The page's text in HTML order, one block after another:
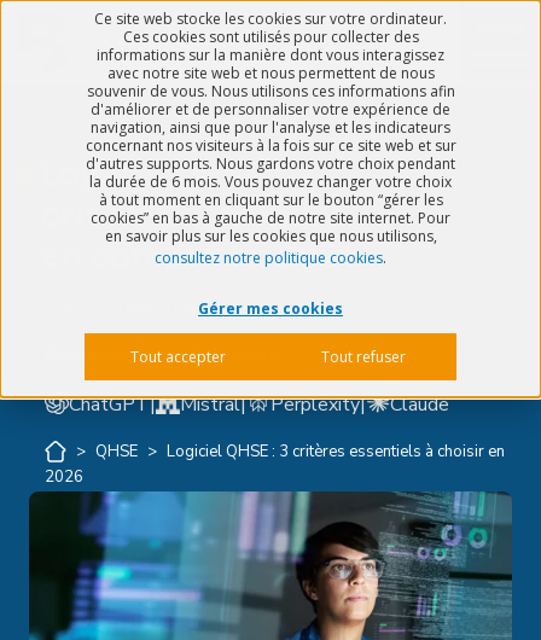
Ce site web stocke les cookies sur votre ordinateur.
Ces cookies sont utilisés pour collecter des
informations sur la manière dont vous interagissez
avec notre site web et nous permettent de nous
souvenir de vous. Nous utilisons ces informations afin
d'améliorer et de personnaliser votre expérience de
navigation, ainsi que pour l'analyse et les indicateurs
concernant nos visiteurs à la fois sur ce site web et sur
d'autres supports. Nous gardons votre choix pendant
la durée de 6 mois. Vous pouvez changer votre choix
à tout moment en cliquant sur le bouton “gérer les
cookies” en bas à gauche de notre site internet. Pour
en savoir plus sur les cookies que nous utilisons,
consultez notre politique cookies.
Gérer mes cookies
Tout accepter Tout refuser
Logiciel QHSE : 3
critères à prendre
en compte en 2026
5 min de lecture
Résumer cet article avec :
ChatGPT| Mistral| Perplexity| Claude
> QHSE > Logiciel QHSE : 3 critères essentiels à choisir en
2026